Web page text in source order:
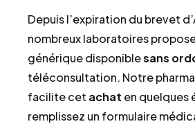
Depuis l’expiration du brevet
nombreux laboratoires
générique disponiblesans
téléconsultation. Notre
facilite cet achat en quelques
remplissez un formulaire